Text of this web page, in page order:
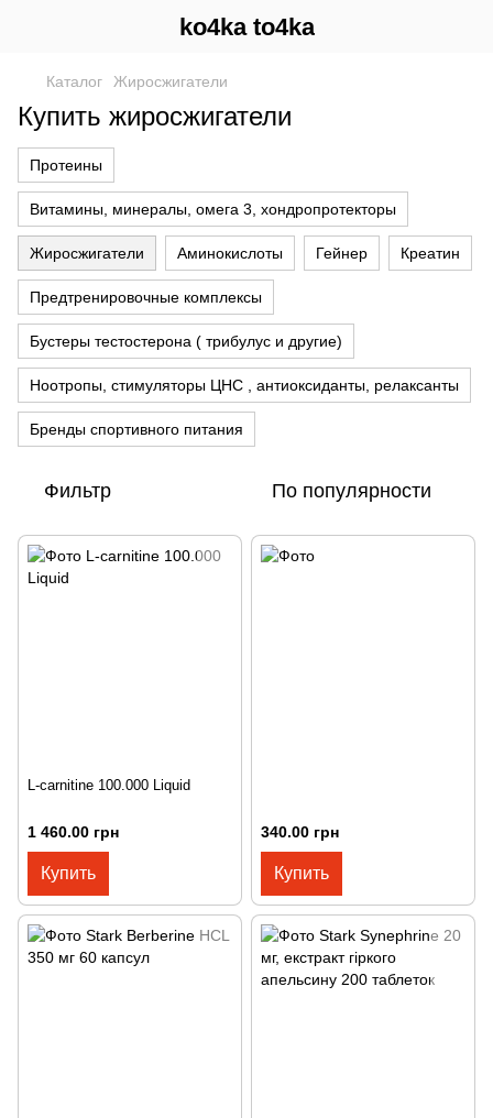
ko4ka to4ka
Каталог Жиросжигатели
Купить жиросжигатели
Протеины
Витамины, минералы, омега 3, хондропротекторы
Жиросжигатели Аминокислоты Гейнер Креатин
Предтренировочные комплексы
Бустеры тестостерона ( трибулус и другие)
Ноотропы, стимуляторы ЦНС , антиоксиданты, релаксанты
Бренды спортивного питания
Фильтр По популярности
L-carnitine 100.000 Liquid
1 460.00 грн
Купить
340.00 грн
Купить